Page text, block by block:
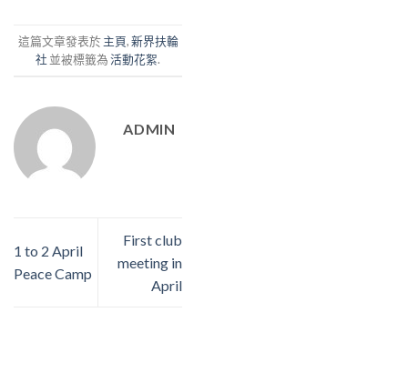
這篇文章發表於主頁,新界扶輪
社 並被標籤為活動花絮.
ADMIN
1 to 2 April
Peace Camp
First club
meeting in
April